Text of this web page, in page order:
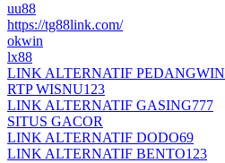
uu88
https://tg88link.com/
okwin
lx88
LINK ALTERNATIF PEDANGWIN
RTP WISNU123
LINK ALTERNATIF GASING777
SITUS GACOR
LINK ALTERNATIF DODO69
LINK ALTERNATIF BENTO123